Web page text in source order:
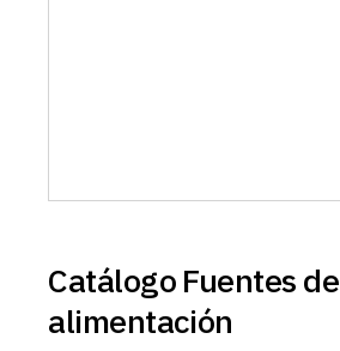
Catálogo Fuentes de
alimentación